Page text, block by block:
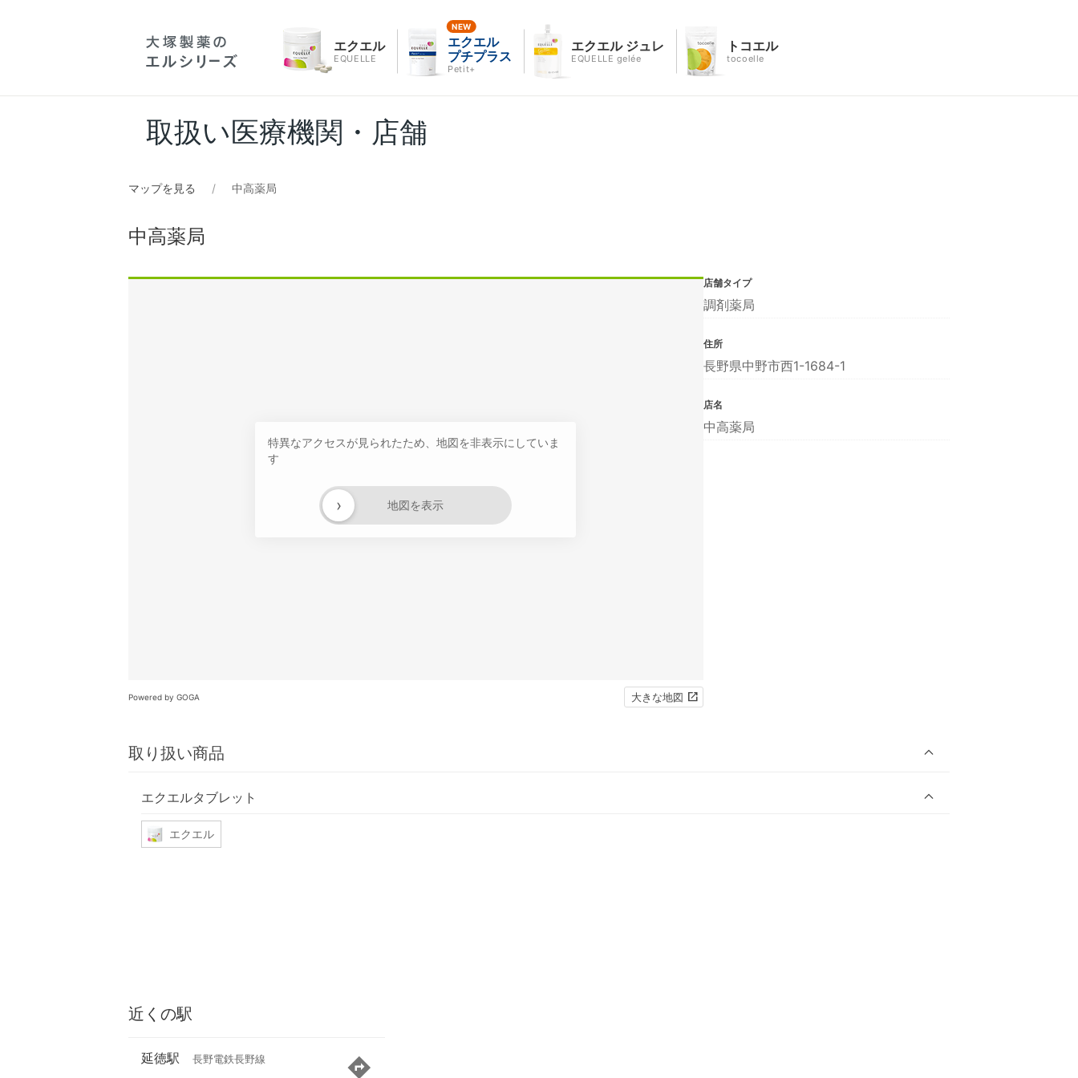
エクエル
EQUELLE
エクエル
プチプラス
Petit+
エクエル ジュレ
EQUELLE gelée
トコエル
tocoelle
取扱い医療機関・店舗
マップを見る 中高薬局
中高薬局
特異なアクセスが見られたため、地図を非表示にしていま
す
地図を表示
›
Powered by GOGA 大きな地図
取り扱い商品
エクエルタブレット
エクエル
店舗タイプ
調剤薬局
住所
長野県中野市西1-1684-1
店名
中高薬局
近くの駅
延徳駅 長野電鉄長野線